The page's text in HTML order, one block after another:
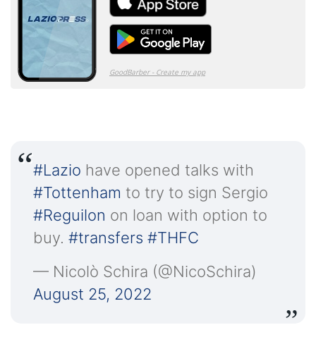
#Lazio have opened talks with
#Tottenham to try to sign Sergio
#Reguilon on loan with option to
buy. #transfers #THFC
— Nicolò Schira (@NicoSchira)
August 25, 2022